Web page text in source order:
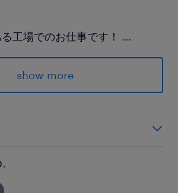
工場でのお仕事です！ ...
奈川県)駅（バス15分）
は基本出勤ですが相談OK
末年始は大型連休となります◎
show more
もOKです◎